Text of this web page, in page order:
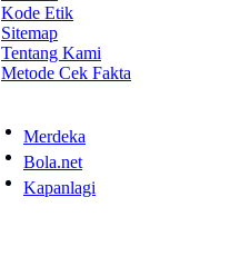
Kode Etik
Sitemap
Tentang Kami
Metode Cek Fakta
Merdeka
Bola.net
Kapanlagi